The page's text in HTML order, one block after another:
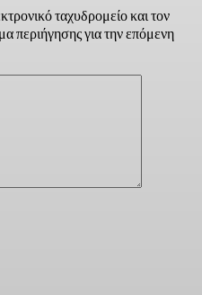
ταχυδρομείο και τον
περιήγησης για την επόμενη